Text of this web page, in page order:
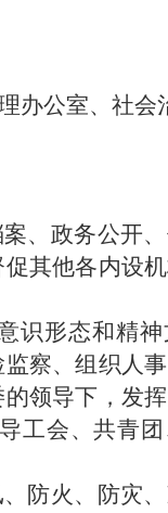
办公室、 社会
、政务公开
其他各内设
识形态和精
察、组织人
领导下，发挥
工会、共青
防火、防灾